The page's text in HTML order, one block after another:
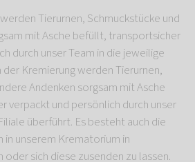
Tierurnen, Schmuckstücke und
mit Asche befüllt, transportsicher
durch unser Team in die jeweilige
Kremierung werden Tierurnen,
Andenken sorgsam mit Asche
verpackt und persönlich durch unser
überführt. Es besteht auch die
in unserem Krematorium in
sich diese zusenden zu lassen.